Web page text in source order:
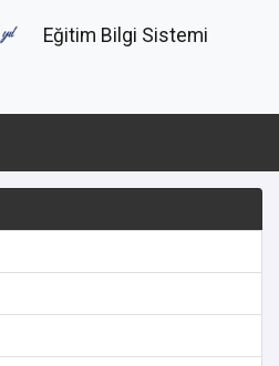
Eğitim Bilgi Sistemi